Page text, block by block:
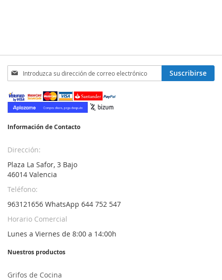
Inscríbase
a
nuestro
boletín
de
Suscribirse
Información de Contacto
Dirección:
Plaza La Safor, 3 Bajo
46014 Valencia
Teléfono:
963121656 WhatsApp 644 752 547
Horario Comercial
Lunes a Viernes de 8:00 a 14:00h
Nuestros productos
Grifos de Cocina